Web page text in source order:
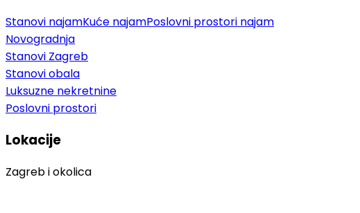
Stanovi najamKuće najamPoslovni prostori najam
Novogradnja
Stanovi Zagreb
Stanovi obala
Luksuzne nekretnine
Poslovni prostori
Lokacije
Zagreb i okolica